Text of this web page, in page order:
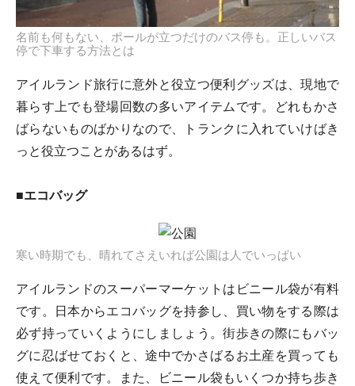
名前も何もない、ポールが立つだけのバス停も。正しいバス
停で下車する方法とは
アイルランド旅行に意外と役立つ便利グッズは、現地で
暮らす上でも登場回数の多いアイテムです。どれもかさ
ばらないものばかりなので、トランクに入れていけばき
っと役立つことがあるはず。
■エコバッグ
寒い時期でも、晴れてさえいれば公園は人でいっぱい
アイルランドのスーパーマーケットはビニール袋が有料
です。日本からエコバッグを持参し、買い物をする際は
必ず持っていくようにしましょう。街歩きの際にもバッ
グに忍ばせておくと、途中でかさばるお土産を買っても
使えて便利です。また、ビニール袋もいくつか持ち歩き